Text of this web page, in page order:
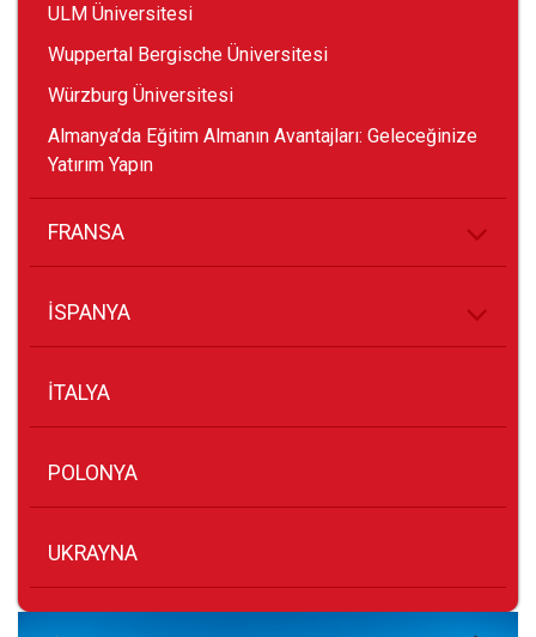
ULM Üniversitesi
Wuppertal Bergische Üniversitesi
Würzburg Üniversitesi
Almanya’da Eğitim Almanın Avantajları: Geleceğinize
Yatırım Yapın
FRANSA
İSPANYA
İTALYA
POLONYA
UKRAYNA